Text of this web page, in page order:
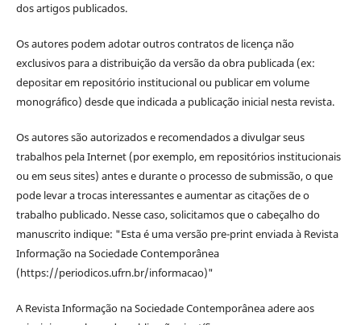
dos artigos publicados.
Os autores podem adotar outros contratos de licença não
exclusivos para a distribuição da versão da obra publicada (ex:
depositar em repositório institucional ou publicar em volume
monográfico) desde que indicada a publicação inicial nesta revista.
Os autores são autorizados e recomendados a divulgar seus
trabalhos pela Internet (por exemplo, em repositórios institucionais
ou em seus sites) antes e durante o processo de submissão, o que
pode levar a trocas interessantes e aumentar as citações de o
trabalho publicado. Nesse caso, solicitamos que o cabeçalho do
manuscrito indique: "Esta é uma versão pre-print enviada à Revista
Informação na Sociedade Contemporânea
(https://periodicos.ufrn.br/informacao)"
A Revista Informação na Sociedade Contemporânea adere aos